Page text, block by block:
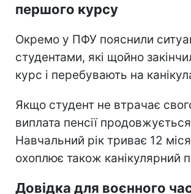
першого курсу
Окремо у ПФУ пояснили
студентами, які щойно
курс і перебувають на
Якщо студент не втрачає
виплата пенсії
Навчальний рік триває 12
охоплює також канікулярний
Довідка для воєнного